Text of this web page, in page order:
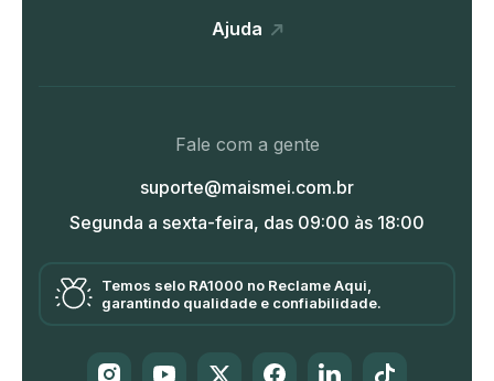
Ajuda
Fale com a gente
suporte@maismei.com.br
Segunda a sexta-feira, das 09:00 às 18:00
Temos selo RA1000 no Reclame Aqui,
garantindo qualidade e confiabilidade.